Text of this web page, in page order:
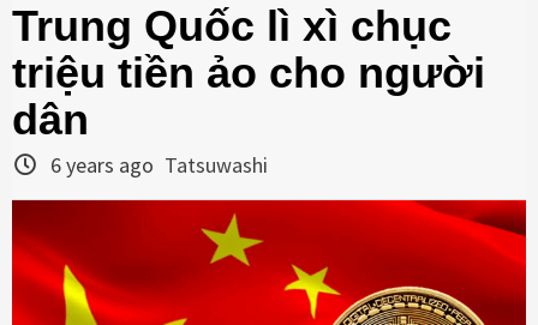
Trung Quốc lì xì chục
triệu tiền ảo cho người
dân
6 years ago Tatsuwashi